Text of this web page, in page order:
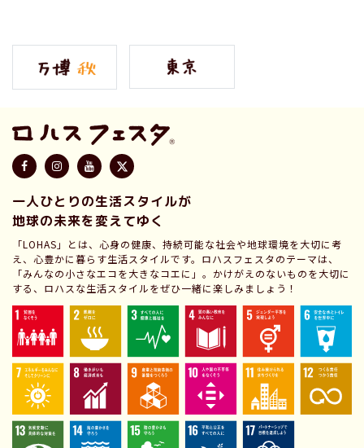
一人ひとりの生活スタイルが
地球の未来を変えてゆく
「LOHAS」とは、心身の健康、持続可能な社会や地球環境を大切に考
え、心豊かに暮らす生活スタイルです。ロハスフェスタのテーマは、
「みんなの小さなエコを大きなコエに」。かけがえのないものを大切に
する、ロハスな生活スタイルをぜひ一緒に楽しみましょう！